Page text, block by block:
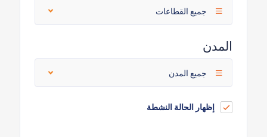
جميع القطاعات
المدن
جميع المدن
إظهار الحالة النشطة